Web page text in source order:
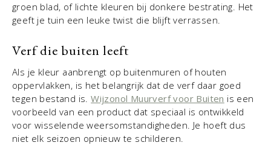
groen blad, of lichte kleuren bij donkere bestrating. Het
geeft je tuin een leuke twist die blijft verrassen.
Verf die buiten leeft
Als je kleur aanbrengt op buitenmuren of houten
oppervlakken, is het belangrijk dat de verf daar goed
tegen bestand is.Wijzonol Muurverf voor Buiten is een
voorbeeld van een product dat speciaal is ontwikkeld
voor wisselende weersomstandigheden. Je hoeft dus
niet elk seizoen opnieuw te schilderen.